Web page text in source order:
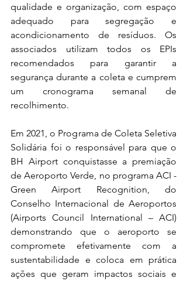
qualidade e organização, com espaço
adequado para segregação e
acondicionamento de resíduos. Os
associados utilizam todos os EPIs
recomendados para garantir a
segurança durante a coleta e cumprem
um cronograma semanal de
recolhimento.
Em 2021, o Programa de Coleta Seletiva
Solidária foi o responsável para que o
BH Airport conquistasse a premiação
de Aeroporto Verde, no programa ACI -
Green Airport Recognition, do
Conselho Internacional de Aeroportos
(Airports Council International – ACI)
demonstrando que o aeroporto se
compromete efetivamente com a
sustentabilidade e coloca em prática
ações que geram impactos sociais e